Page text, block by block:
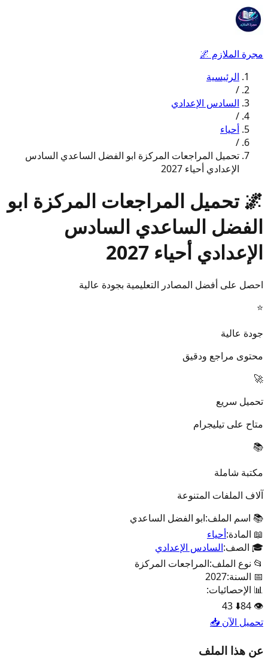
مجرة الملازم 🌌
الرئيسية
/
السادس الإعدادي
/
أحياء
/
تحميل المراجعات المركزة ابو الفضل الساعدي السادس
الإعدادي أحياء 2027
🌌 تحميل المراجعات المركزة ابو
الفضل الساعدي السادس
الإعدادي أحياء 2027
احصل على أفضل المصادر التعليمية بجودة عالية
⭐
جودة عالية
محتوى مراجع ودقيق
🚀
تحميل سريع
متاح على تيليجرام
📚
مكتبة شاملة
آلاف الملفات المتنوعة
📚 اسم الملف:ابو الفضل الساعدي
📖 المادة:أحياء
🎓 الصف:السادس الإعدادي
📂 نوع الملف:المراجعات المركزة
📅 السنة:2027
📊 الإحصائيات:
👁️
84
⬇️
43
تحميل الآن 📥
عن هذا الملف